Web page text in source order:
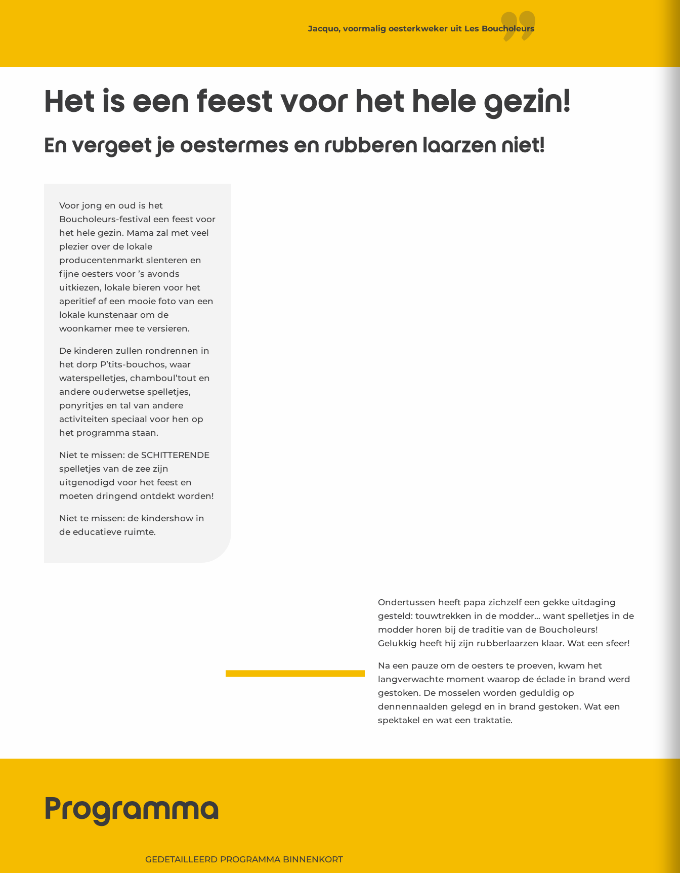
Jacquo, voormalig oesterkweker uit Les Boucholeurs
Het is een feest voor het hele gezin!
En vergeet je oestermes en rubberen laarzen niet!
Voor jong en oud is het
Boucholeurs-festival een feest voor
het hele gezin. Mama zal met veel
plezier over de lokale
producentenmarkt slenteren en
fijne oesters voor ’s avonds
uitkiezen, lokale bieren voor het
aperitief of een mooie foto van een
lokale kunstenaar om de
woonkamer mee te versieren.
De kinderen zullen rondrennen in
het dorp P’tits-bouchos, waar
waterspelletjes, chamboul’tout en
andere ouderwetse spelletjes,
ponyritjes en tal van andere
activiteiten speciaal voor hen op
het programma staan.
Niet te missen: de SCHITTERENDE
spelletjes van de zee zijn
uitgenodigd voor het feest en
moeten dringend ontdekt worden!
Niet te missen: de kindershow in
de educatieve ruimte.
Ondertussen heeft papa zichzelf een gekke uitdaging
gesteld: touwtrekken in de modder… want spelletjes in de
modder horen bij de traditie van de Boucholeurs!
Gelukkig heeft hij zijn rubberlaarzen klaar. Wat een sfeer!
Na een pauze om de oesters te proeven, kwam het
langverwachte moment waarop de éclade in brand werd
gestoken. De mosselen worden geduldig op
dennennaalden gelegd en in brand gestoken. Wat een
spektakel en wat een traktatie.
Programma
GEDETAILLEERD PROGRAMMA BINNENKORT